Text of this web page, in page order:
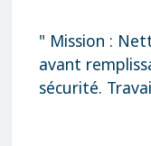
" Mission :
avant
sécurité.